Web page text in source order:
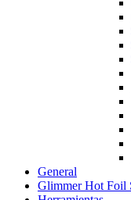
General
Glimmer Hot Foil